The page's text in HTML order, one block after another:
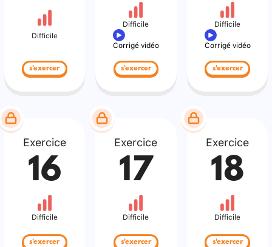
Difficile
s'exercer
Difficile
Corrigé vidéo
s'exercer
Difficile
Corrigé vidéo
s'exercer
Exercice
16
Difficile
s'exercer
Exercice
17
Difficile
s'exercer
Exercice
18
Difficile
s'exercer